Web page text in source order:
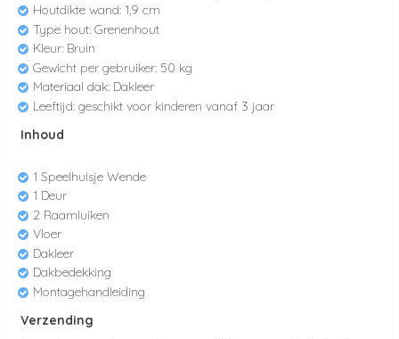
Houtdikte wand: 1,9 cm
Type hout: Grenenhout
Kleur: Bruin
Gewicht per gebruiker: 50 kg
Materiaal dak: Dakleer
Leeftijd: geschikt voor kinderen vanaf 3 jaar
Inhoud
1 Speelhuisje Wende
1 Deur
2 Raamluiken
Vloer
Dakleer
Dakbedekking
Montagehandleiding
Verzending